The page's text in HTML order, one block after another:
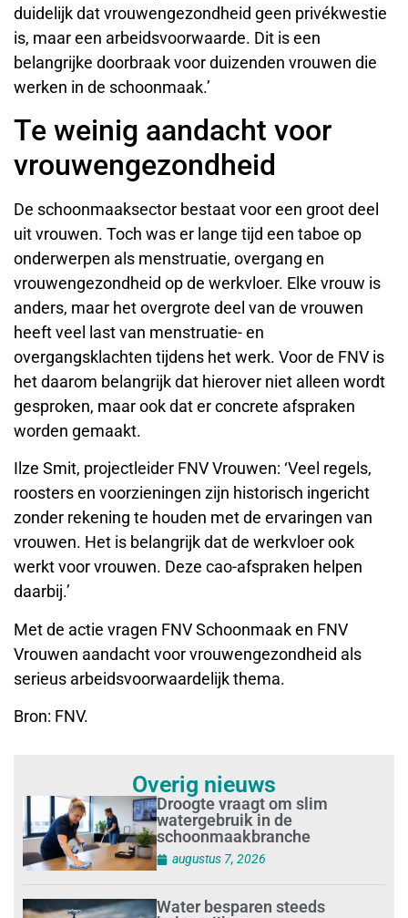
duidelijk dat vrouwengezondheid geen privékwestie
is, maar een arbeidsvoorwaarde. Dit is een
belangrijke doorbraak voor duizenden vrouwen die
werken in de schoonmaak.’
Te weinig aandacht voor
vrouwengezondheid
De schoonmaaksector bestaat voor een groot deel
uit vrouwen. Toch was er lange tijd een taboe op
onderwerpen als menstruatie, overgang en
vrouwengezondheid op de werkvloer. Elke vrouw is
anders, maar het overgrote deel van de vrouwen
heeft veel last van menstruatie- en
overgangsklachten tijdens het werk. Voor de FNV is
het daarom belangrijk dat hierover niet alleen wordt
gesproken, maar ook dat er concrete afspraken
worden gemaakt.
Ilze Smit, projectleider FNV Vrouwen: ‘Veel regels,
roosters en voorzieningen zijn historisch ingericht
zonder rekening te houden met de ervaringen van
vrouwen. Het is belangrijk dat de werkvloer ook
werkt voor vrouwen. Deze cao-afspraken helpen
daarbij.’
Met de actie vragen FNV Schoonmaak en FNV
Vrouwen aandacht voor vrouwengezondheid als
serieus arbeidsvoorwaardelijk thema.
Bron: FNV.
Overig nieuws
Droogte vraagt om slim
watergebruik in de
schoonmaakbranche
augustus 7, 2026
Water besparen steeds